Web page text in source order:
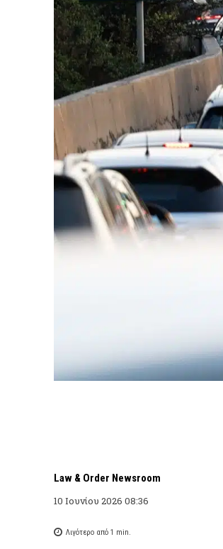
Law & Order Newsroom
10 Ιουνίου 2026 08:36
Λιγότερο από 1 min.